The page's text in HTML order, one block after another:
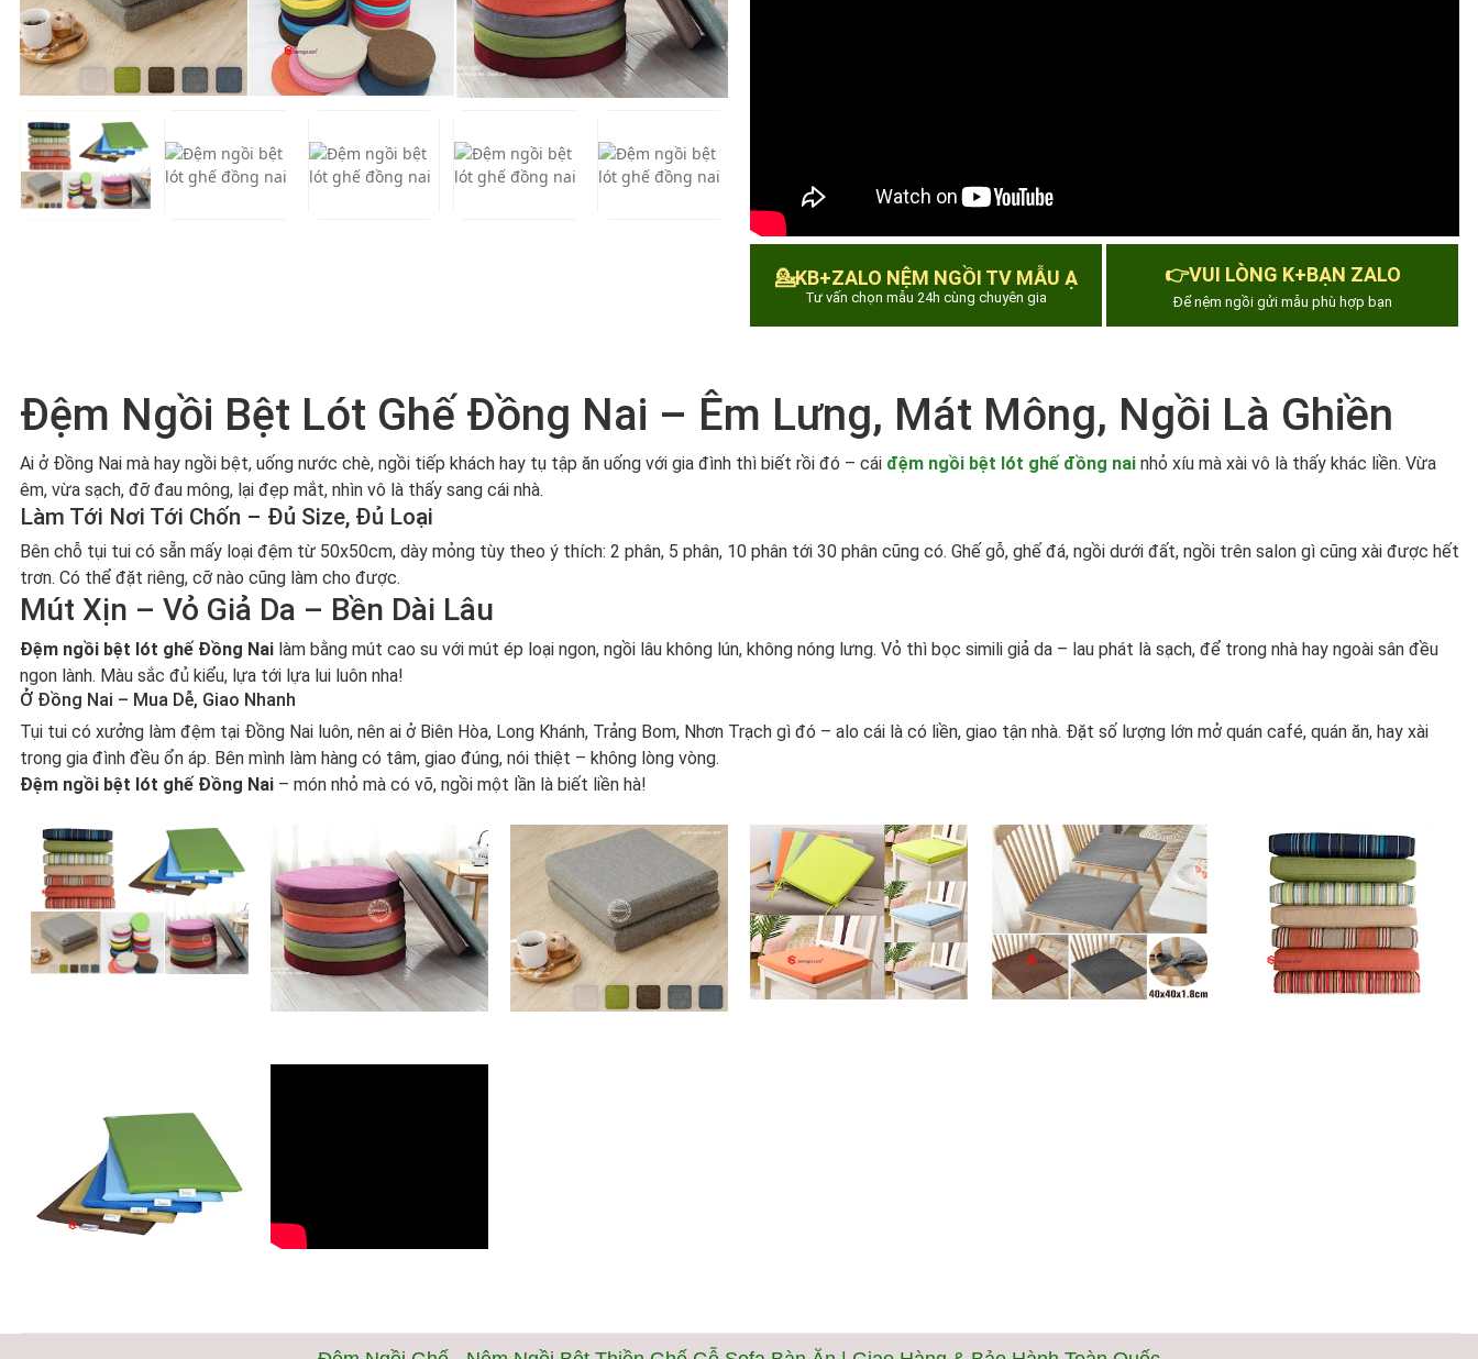
💁KB+ZALO NỆM NGỒI TV MẪU Ạ
Tư vấn chọn mẫu 24h cùng chuyên gia
👉VUI LÒNG K+BẠN ZALO
Để nệm ngồi gửi mẫu phù hợp bạn
Đệm Ngồi Bệt Lót Ghế Đồng Nai – Êm Lưng, Mát Mông, Ngồi Là Ghiền
Ai ở Đồng Nai mà hay ngồi bệt, uống nước chè, ngồi tiếp khách hay tụ tập ăn uống với gia đình thì biết rồi đó – cái đệm ngồi bệt lót ghế đồng nai nhỏ xíu mà xài vô là thấy khác liền. Vừa
êm, vừa sạch, đỡ đau mông, lại đẹp mắt, nhìn vô là thấy sang cái nhà.
Làm Tới Nơi Tới Chốn – Đủ Size, Đủ Loại
Bên chỗ tụi tui có sẵn mấy loại đệm từ 50x50cm, dày mỏng tùy theo ý thích: 2 phân, 5 phân, 10 phân tới 30 phân cũng có. Ghế gỗ, ghế đá, ngồi dưới đất, ngồi trên salon gì cũng xài được hết
trơn. Có thể đặt riêng, cỡ nào cũng làm cho được.
Mút Xịn – Vỏ Giả Da – Bền Dài Lâu
Đệm ngồi bệt lót ghế Đồng Nailàm bằng mút cao su với mút ép loại ngon, ngồi lâu không lún, không nóng lưng. Vỏ thì bọc simili giả da – lau phát là sạch, để trong nhà hay ngoài sân đều
ngon lành. Màu sắc đủ kiểu, lựa tới lựa lui luôn nha!
Ở Đồng Nai – Mua Dễ, Giao Nhanh
Tụi tui có xưởng làm đệm tại Đồng Nai luôn, nên ai ở Biên Hòa, Long Khánh, Trảng Bom, Nhơn Trạch gì đó – alo cái là có liền, giao tận nhà. Đặt số lượng lớn mở quán café, quán ăn, hay xài
trong gia đình đều ổn áp. Bên mình làm hàng có tâm, giao đúng, nói thiệt – không lòng vòng.
Đệm ngồi bệt lót ghế Đồng Nai– món nhỏ mà có võ, ngồi một lần là biết liền hà!